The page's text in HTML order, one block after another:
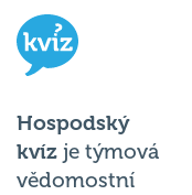
Hospodský
kvíz je týmová
vědomostní